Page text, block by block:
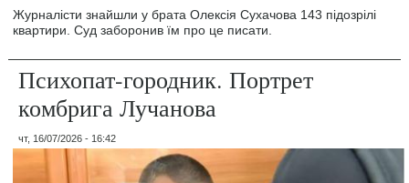
Журналісти знайшли у брата Олексія Сухачова 143 підозрілі
квартири. Суд заборонив їм про це писати.
Психопат-городник. Портрет
комбрига Лучанова
чт, 16/07/2026 - 16:42